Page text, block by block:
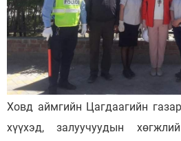
Ховд аймгийн Цагдаагийн
хүүхэд, залуучуудын